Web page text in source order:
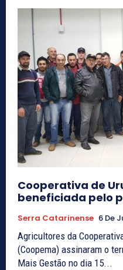
Cooperativa de
beneficiada pelo
Serra Catarinense 6 De
Agricultores da
(Coopema) assinaram o
Mais Gestão no dia 15...